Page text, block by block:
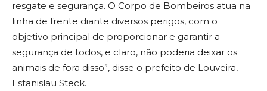
resgate e segurança. O Corpo de Bombeiros atua na
linha de frente diante diversos perigos, com o
objetivo principal de proporcionar e garantir a
segurança de todos, e claro, não poderia deixar os
animais de fora disso”, disse o prefeito de Louveira,
Estanislau Steck.